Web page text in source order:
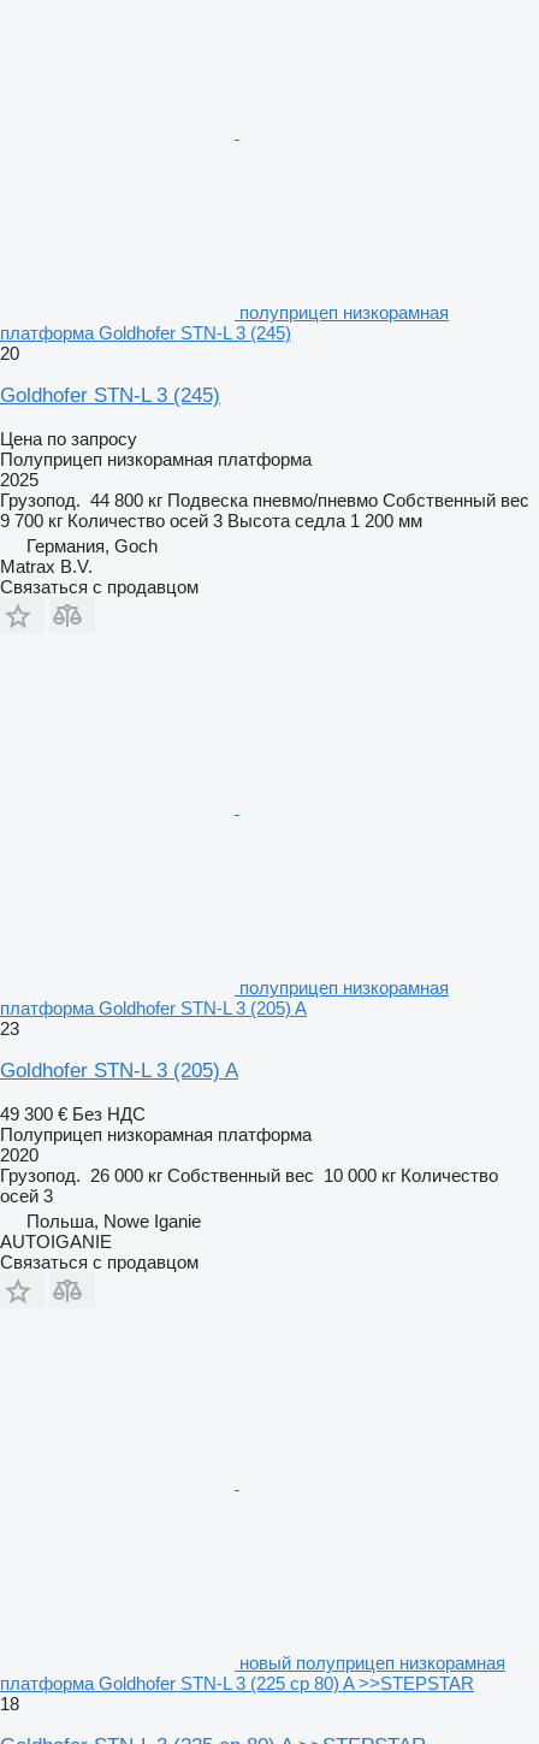
полуприцеп низкорамная
платформа Goldhofer STN-L 3 (245)
20
Goldhofer STN-L 3 (245)
Цена по запросу
Полуприцеп низкорамная платформа
2025
Грузопод. 44 800 кг Подвеска пневмо/пневмо Собственный вес
9 700 кг Количество осей 3 Высота седла 1 200 мм
Германия, Goch
Matrax B.V.
Связаться с продавцом
полуприцеп низкорамная
платформа Goldhofer STN-L 3 (205) A
23
Goldhofer STN-L 3 (205) A
49 300 € Без НДС
Полуприцеп низкорамная платформа
2020
Грузопод. 26 000 кг Собственный вес 10 000 кг Количество
осей 3
Польша, Nowe Iganie
AUTOIGANIE
Связаться с продавцом
новый полуприцеп низкорамная
платформа Goldhofer STN-L 3 (225 cp 80) A >>STEPSTAR
18